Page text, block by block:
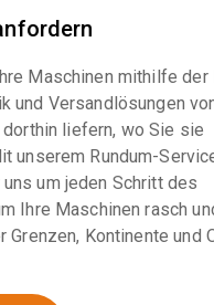
Maschinen mithilfe der
und Versandlösungen
dorthin liefern, wo Sie sie
unserem Rundum-
um jeden Schritt des
Ihre Maschinen rasch
Kontinente und